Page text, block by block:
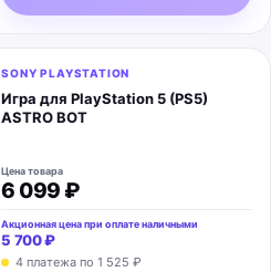
SONY PLAYSTATION
Игра для PlayStation 5 (PS5)
ASTRO BOT
Цена товара
6 099 ₽
Акционная цена при оплате наличными
5 700 ₽
4 платежа по 1 525 ₽